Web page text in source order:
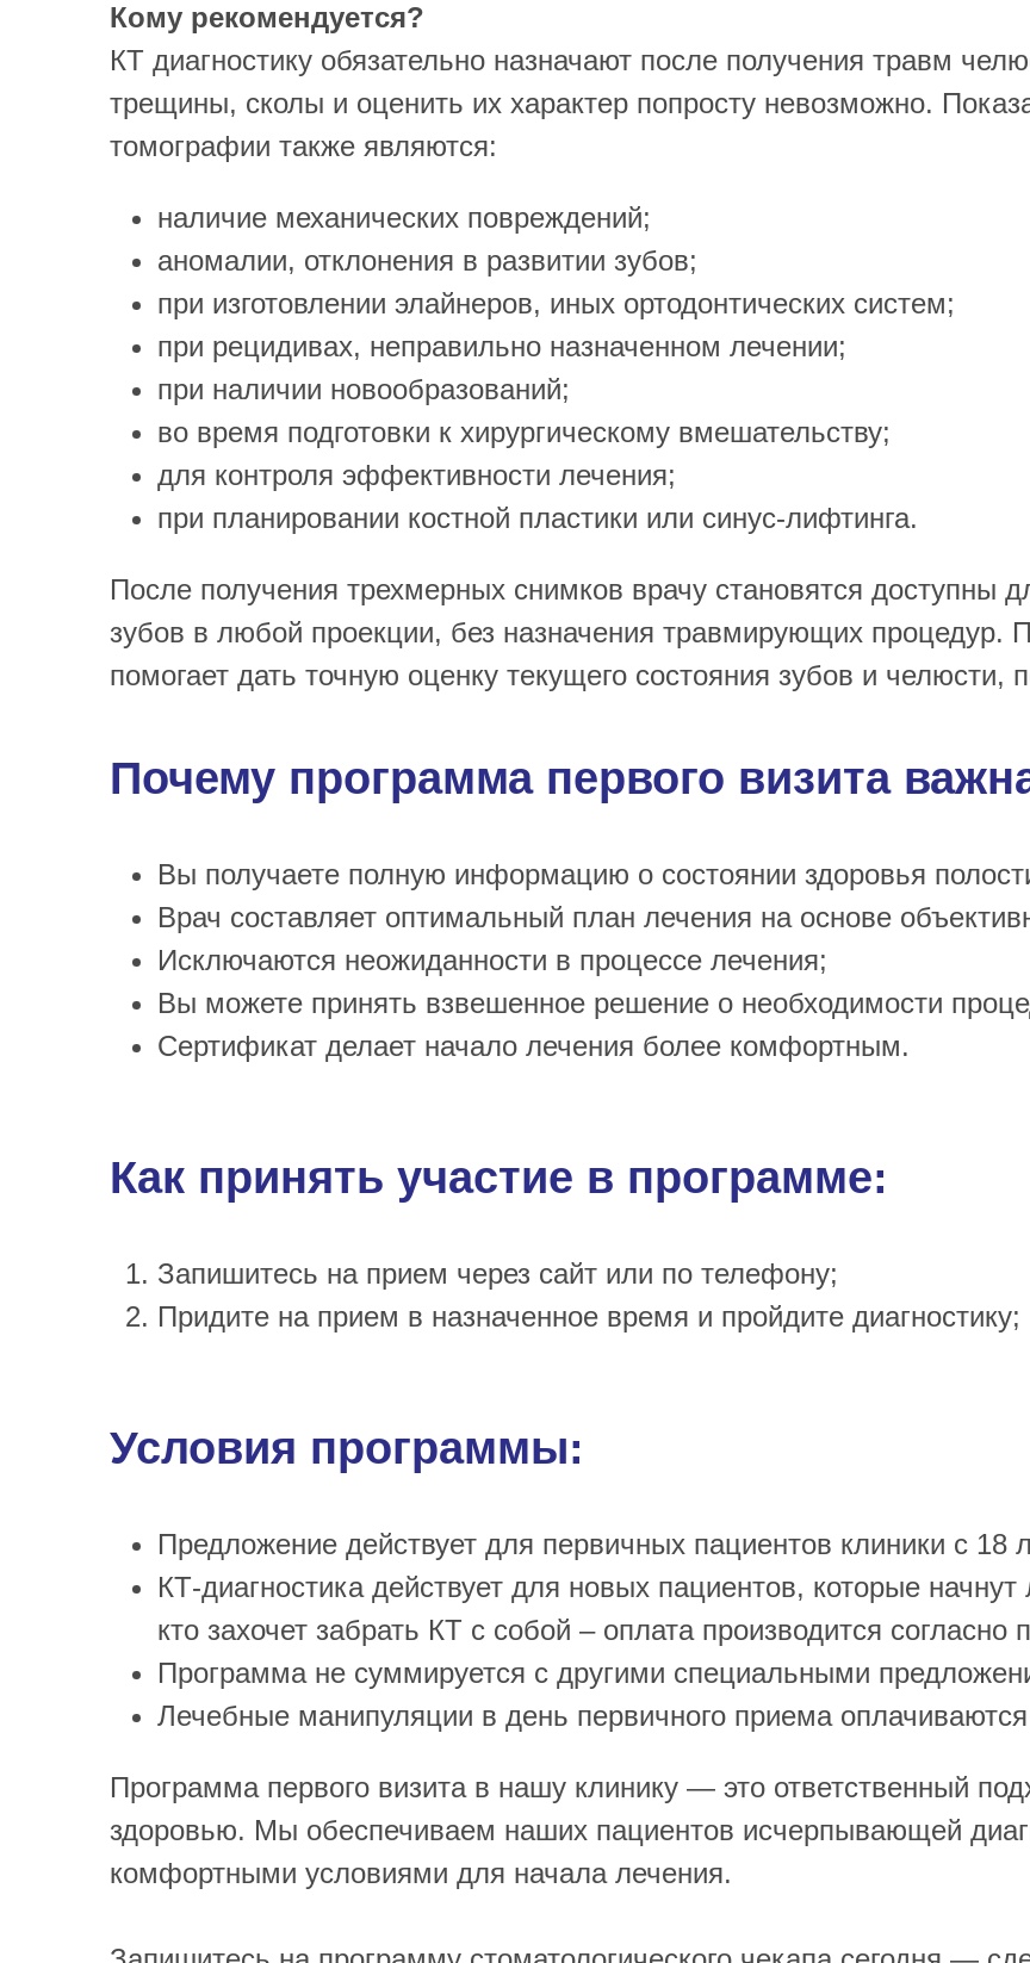
Кому рекомендуется?
КТ диагностику обязательно назначают после получения травм
трещины, сколы и оценить их характер попросту невозможно.
томографии также являются:
наличие механических повреждений;
аномалии, отклонения в развитии зубов;
при изготовлении элайнеров, иных ортодонтических систем;
при рецидивах, неправильно назначенном лечении;
при наличии новообразований;
во время подготовки к хирургическому вмешательству;
для контроля эффективности лечения;
при планировании костной пластики или синус-лифтинга.
После получения трехмерных снимков врачу становятся доступны
зубов в любой проекции, без назначения травмирующих процедур.
помогает дать точную оценку текущего состояния зубов и челюсти,
Почему программа первого визита
Вы получаете полную информацию о состоянии здоровья
Врач составляет оптимальный план лечения на основе
Исключаются неожиданности в процессе лечения;
Вы можете принять взвешенное решение о необходимости
Сертификат делает начало лечения более комфортным.
Как принять участие в программе:
Запишитесь на прием через сайт или по телефону;
Придите на прием в назначенное время и пройдите диагностику;
Условия программы:
Предложение действует для первичных пациентов клиники с 18
КТ-диагностика действует для новых пациентов, которые
кто захочет забрать КТ с собой – оплата производится согласно
Программа не суммируется с другими специальными
Лечебные манипуляции в день первичного приема оплачиваются
Программа первого визита в нашу клинику — это ответственный
здоровью. Мы обеспечиваем наших пациентов исчерпывающей
комфортными условиями для начала лечения.